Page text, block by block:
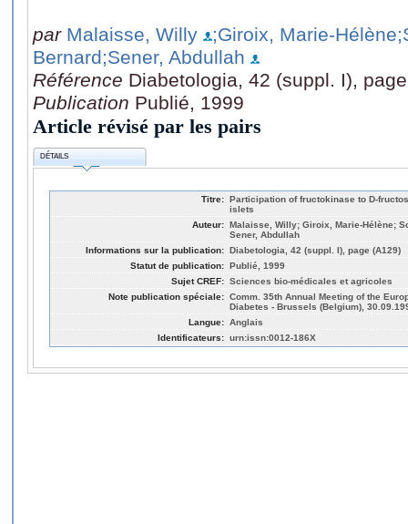
par Malaisse, Willy ;Giroix, Marie-Hélène
Bernard;Sener, Abdullah
Référence Diabetologia, 42 (suppl. I),
Publication Publié, 1999
Article révisé par les pairs
DÉTAILS
Titre: Participation of fructokinase to D-
islets
Auteur: Malaisse, Willy; Giroix, Marie-Hélène;
Sener, Abdullah
Informations sur la publication: Diabetologia, 42 (suppl. I), page (A129)
Statut de publication: Publié, 1999
Sujet CREF: Sciences bio-médicales et agricoles
Note publication spéciale: Comm. 35th Annual Meeting of the
Diabetes - Brussels (Belgium),
Langue: Anglais
Identificateurs: urn:issn:0012-186X